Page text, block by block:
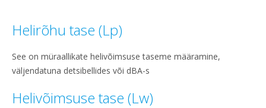
Helirõhu tase (Lp)
See on müraallikate helivõimsuse taseme määramine,
väljendatuna detsibellides või dBA-s
Helivõimsuse tase (Lw)